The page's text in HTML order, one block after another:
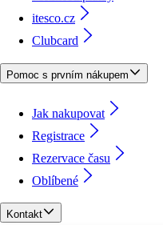
itesco.cz
Clubcard
Pomoc s prvním nákupem
Jak nakupovat
Registrace
Rezervace času
Oblíbené
Kontakt